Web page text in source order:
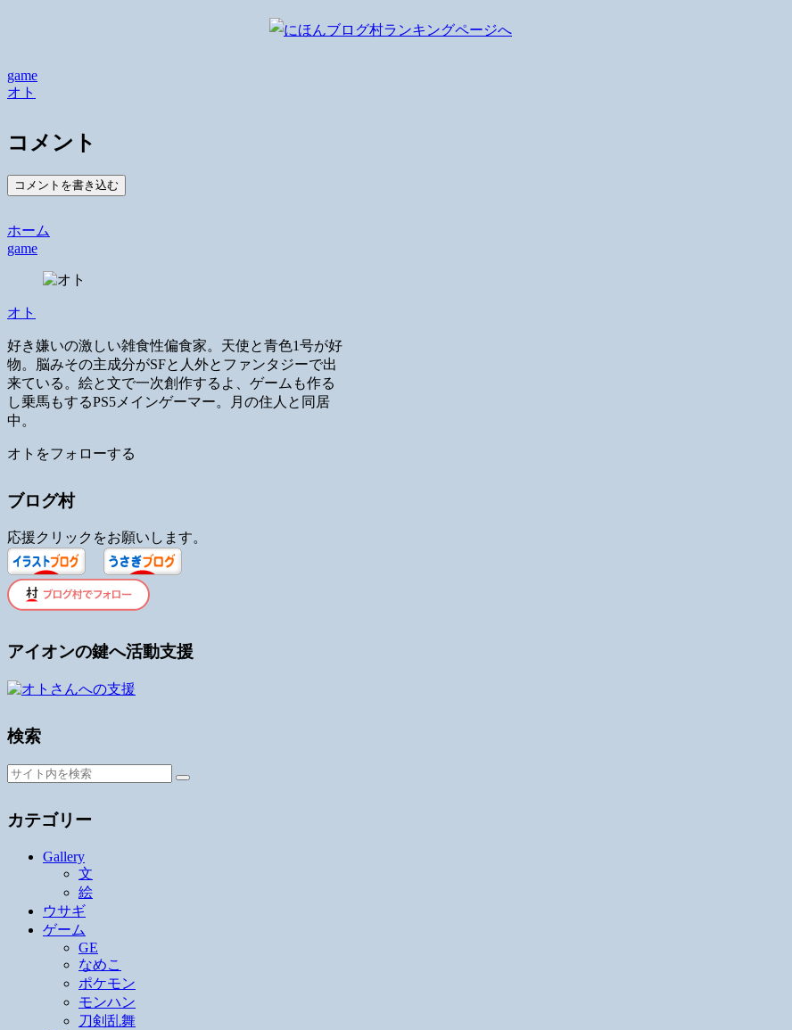
game
オト
コメント
コメントを書き込む
ホーム
game
オト
好き嫌いの激しい雑食性偏食家。天使と青色1号が好
物。脳みその主成分がSFと人外とファンタジーで出
来ている。絵と文で一次創作するよ、ゲームも作る
し乗馬もするPS5メインゲーマー。月の住人と同居
中。
オトをフォローする
ブログ村
応援クリックをお願いします。
アイオンの鍵へ活動支援
検索
カテゴリー
Gallery
文
絵
ウサギ
ゲーム
GE
なめこ
ポケモン
モンハン
刀剣乱舞